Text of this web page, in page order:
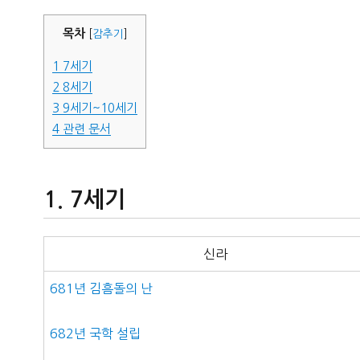
자
목차
감추기
1
7세기
2 8세기
3 9세기~10세기
4 관련 문서
7세기
신라
681년 김흠돌의 난
682년 국학 설립